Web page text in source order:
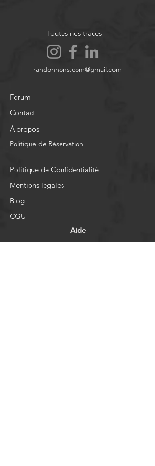
Toutes nos traces
randonnons.com@gmail.com
Forum
Contact
À propos
Politique de Réservation
Politique de Confidentialité
Mentions légales
Blog
CGU
Aide